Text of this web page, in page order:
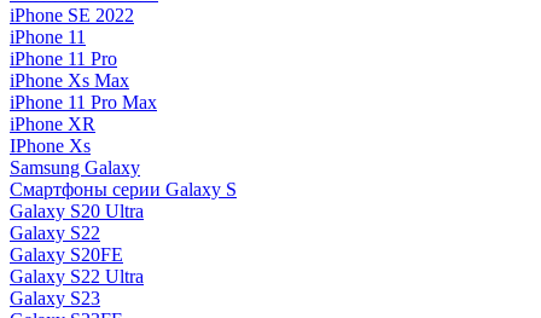
iPhone SE 2022
iPhone 11
iPhone 11 Pro
iPhone Xs Max
iPhone 11 Pro Max
iPhone XR
IPhone Xs
Samsung Galaxy
Смартфоны серии Galaxy S
Galaxy S20 Ultra
Galaxy S22
Galaxy S20FE
Galaxy S22 Ultra
Galaxy S23